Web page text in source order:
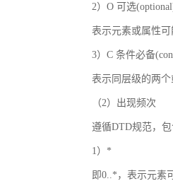
2）O 可选
表示元素或属性
3）C 条件必备
表示同层级的两
（2）出现频次
遵循DTD规范，
1）*
即0..*，表示元素